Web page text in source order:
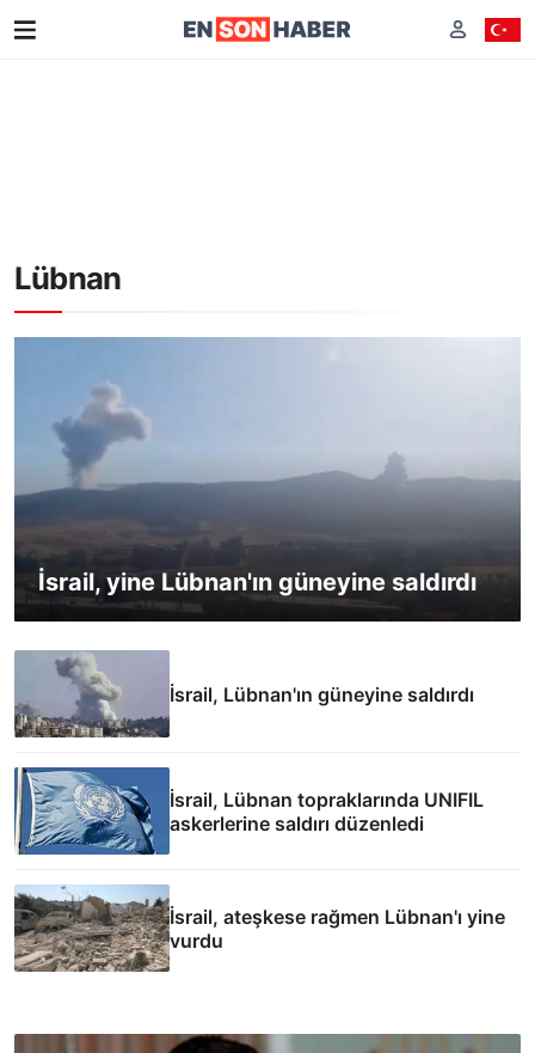
Lübnan
İsrail, yine Lübnan'ın güneyine saldırdı
İsrail, Lübnan'ın güneyine saldırdı
İsrail, Lübnan topraklarında UNIFIL
askerlerine saldırı düzenledi
İsrail, ateşkese rağmen Lübnan'ı yine
vurdu